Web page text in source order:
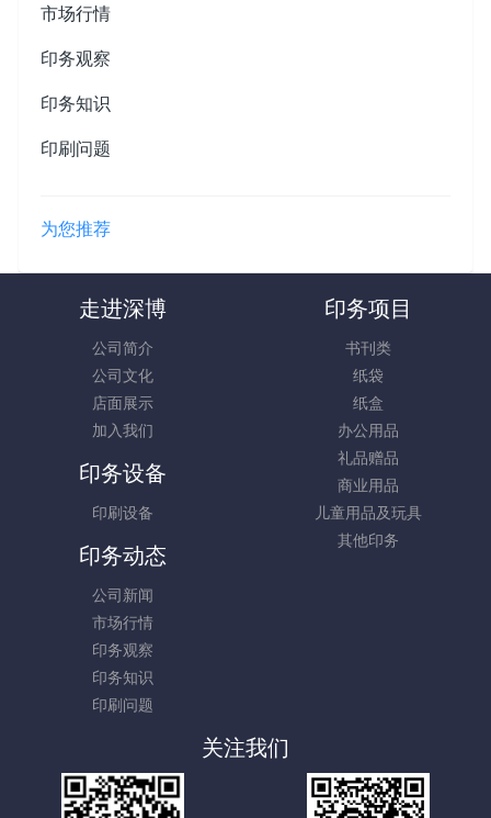
市场行情
印务观察
印务知识
印刷问题
为您推荐
走进深博
公司简介
公司文化
店面展示
加入我们
印务项目
书刊类
纸袋
纸盒
办公用品
礼品赠品
商业用品
儿童用品及玩具
其他印务
印务设备
印刷设备
印务动态
公司新闻
市场行情
印务观察
印务知识
印刷问题
关注我们